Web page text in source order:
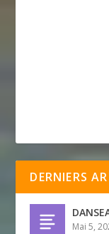
DERNIERS
Mai 5,